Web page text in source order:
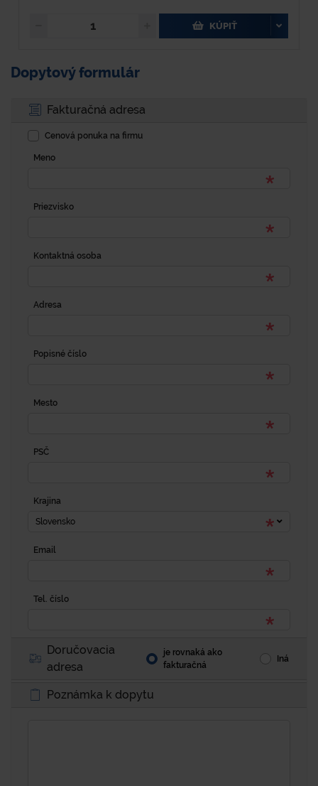
KÚPIŤ
Dopytový formulár
Fakturačná adresa
Cenová ponuka na firmu
Meno
Priezvisko
Kontaktná osoba
Adresa
Popisné číslo
Mesto
PSČ
Krajina
Slovensko
Email
Tel. číslo
Doručovacia
adresa
je rovnaká ako
fakturačná
Iná
Poznámka k dopytu